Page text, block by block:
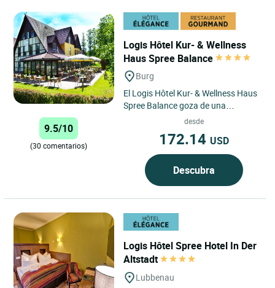
Logis Hôtel Kur- & Wellness
Haus Spree Balance
Burg
El Logis Hôtel Kur- & Wellness Haus
Spree Balance goza de una
ubicación ideal en Burg, en el
9.5/10
(30 comentarios)
desde
172.14 USD
Descubra
Logis Hôtel Spree Hotel In Der
Altstadt
Lubbenau